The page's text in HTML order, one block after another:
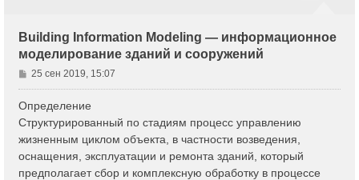
Building Information Modeling — информационное
моделирование зданий и сооружений
С
о
щ
е
н
и
25 сен 2019, 15:07
Определение
Структурированный по стадиям процесс управлению
жизненным циклом объекта, в частности возведения,
оснащения, эксплуатации и ремонта зданий, который
предполагает сбор и комплексную обработку в процессе